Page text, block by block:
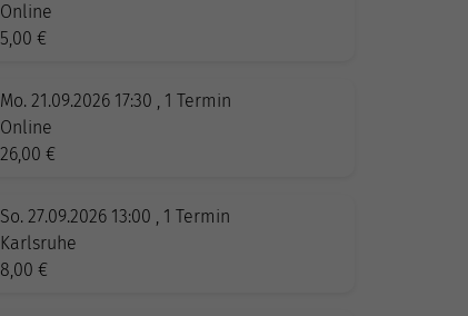
Online
5,00 €
Mo. 21.09.2026 17:30 , 1 Termin
Online
26,00 €
So. 27.09.2026 13:00 , 1 Termin
Karlsruhe
8,00 €